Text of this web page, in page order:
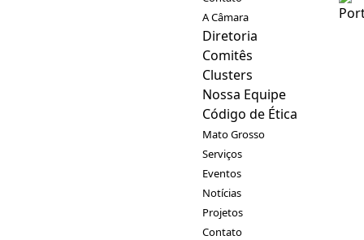
A Câmara
Diretoria
Comitês
Clusters
Nossa Equipe
Código de Ética
Mato Grosso
Serviços
Eventos
Notícias
Projetos
Contato